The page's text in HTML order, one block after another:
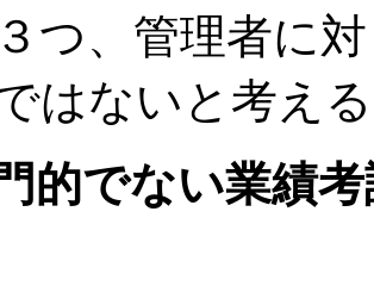
つ、管理者に
はないと考え
的でない業績